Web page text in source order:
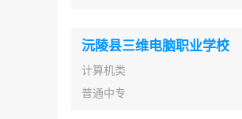
沅陵县三维电脑职业学校
计算机类
普通中专